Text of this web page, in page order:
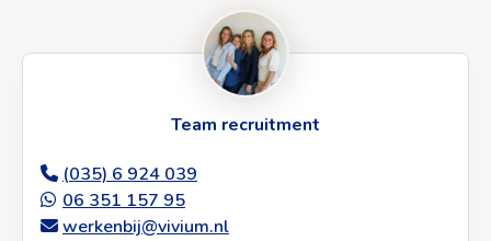
Team recruitment
(035) 6 924 039
06 351 157 95
werkenbij@vivium.nl